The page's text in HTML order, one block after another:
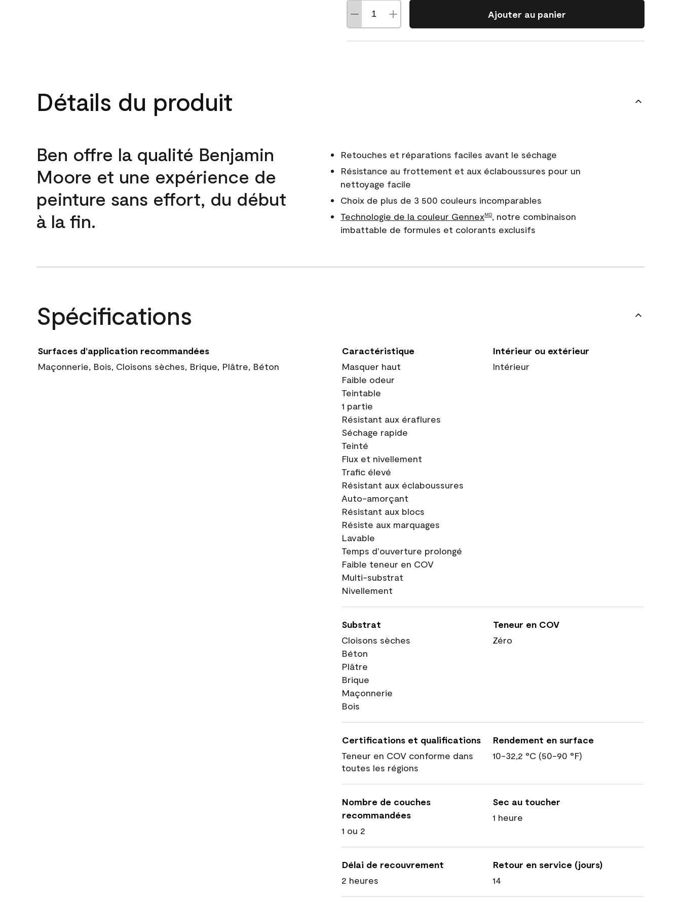
Ajouter au panier
Détails du produit
Ben offre la qualité Benjamin
Moore et une expérience de
peinture sans effort, du début
à la fin.
Retouches et réparations faciles avant le séchage
Résistance au frottement et aux éclaboussures pour un
nettoyage facile
Choix de plus de 3 500 couleurs incomparables
Technologie de la couleur GennexMD, notre combinaison
imbattable de formules et colorants exclusifs
Spécifications
Surfaces d’application recommandées
Maçonnerie, Bois, Cloisons sèches, Brique, Plâtre, Béton
Caractéristique
Masquer haut
Faible odeur
Teintable
1 partie
Résistant aux éraflures
Séchage rapide
Teinté
Flux et nivellement
Trafic élevé
Résistant aux éclaboussures
Auto-amorçant
Résistant aux blocs
Résiste aux marquages
Lavable
Temps d'ouverture prolongé
Faible teneur en COV
Multi-substrat
Nivellement
Intérieur ou extérieur
Intérieur
Substrat
Cloisons sèches
Béton
Plâtre
Brique
Maçonnerie
Bois
Teneur en COV
Zéro
Certifications et qualifications
Teneur en COV conforme dans
toutes les régions
Rendement en surface
10-32,2 °C (50-90 °F)
Nombre de couches
recommandées
1 ou 2
Sec au toucher
1 heure
Délai de recouvrement
2 heures
Retour en service (jours)
14